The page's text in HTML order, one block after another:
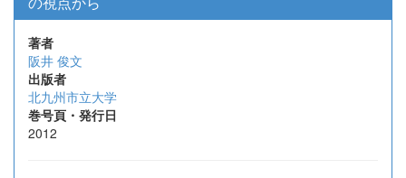
著者
阪井 俊文
出版者
北九州市立大学
巻号頁・発行日
2012